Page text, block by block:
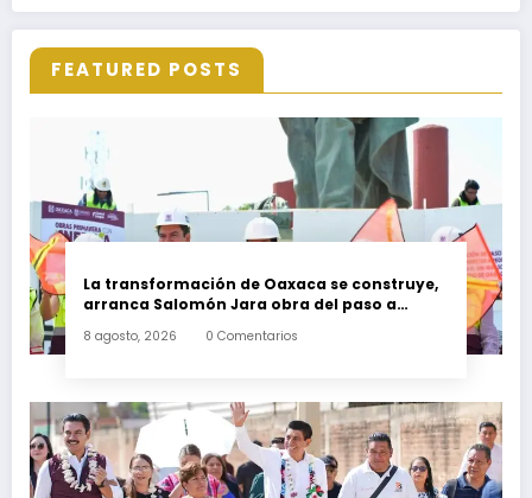
FEATURED POSTS
La transformación de Oaxaca se construye,
arranca Salomón Jara obra del paso a
kilómetro 184 + 300
8 agosto, 2026 0 Comentarios